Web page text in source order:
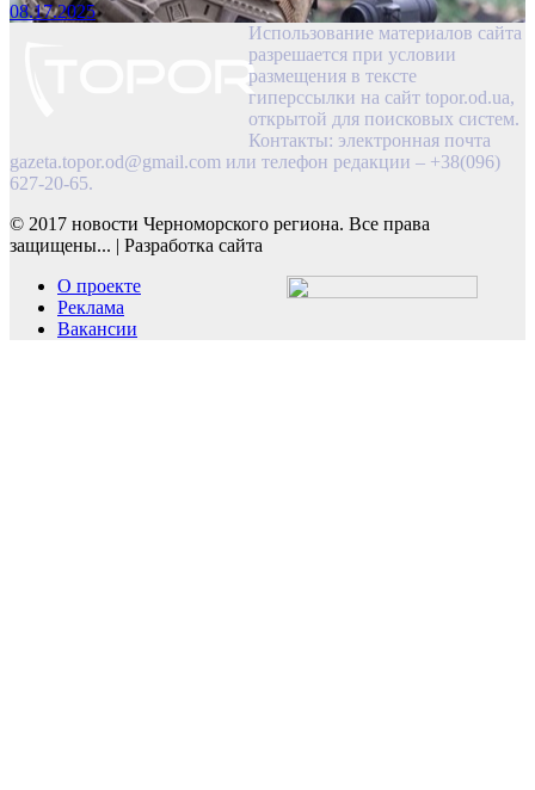
08.17.2025
Использование материалов сайта
разрешается при условии
размещения в тексте
гиперссылки на сайт topor.od.ua,
открытой для поисковых систем.
Контакты: электронная почта
gazeta.topor.od@gmail.com или телефон редакции – +38(096)
627-20-65.
© 2017 новости Черноморского региона. Все права
защищены... | Разработка сайта
О проекте
Реклама
Вакансии